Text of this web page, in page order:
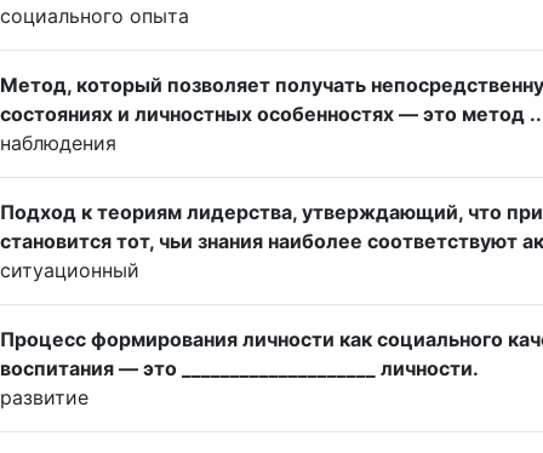
социального опыта
Метод, который позволяет получать
состояниях и личностных особенностях — это метод
наблюдения
Подход к теориям лидерства, утверждающий, что
становится тот, чьи знания наиболее
ситуационный
Процесс формирования личности как социального
воспитания — это ____________________ личности.
развитие